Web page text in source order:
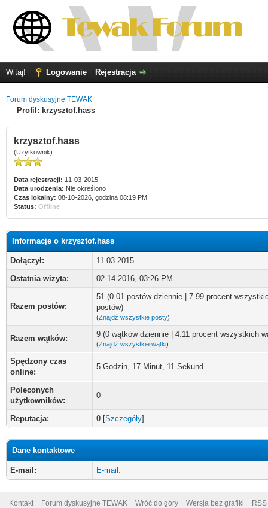
Witaj! Logowanie Rejestracja
Forum dyskusyjne TEWAK
Profil: krzysztof.hass
krzysztof.hass
(Użytkownik)
Data rejestracji: 11-03-2015
Data urodzenia: Nie określono
Czas lokalny: 08-10-2026, godzina 08:19 PM
Status: Offline
Informacje o krzysztof.hass
Dołączył:
11-03-2015
Ostatnia wizyta:
02-14-2016, 03:26 PM
Razem postów:
51 (0.01 postów dziennie | 7.99 procent
postów)
(Znajdź wszystkie posty)
Razem wątków: 9 (0 wątków dziennie | 4.11 procent wszystkich
(Znajdź wszystkie wątki)
Spędzony czas
online:
5 Godzin, 17 Minut, 11 Sekund
Poleconych
użytkowników:
0
Reputacja: 0 [Szczegóły]
Dane kontaktowe
E-mail: E-mail.
Kontakt Forum dyskusyjne TEWAK Wróć do góry Wersja bez grafiki RSS